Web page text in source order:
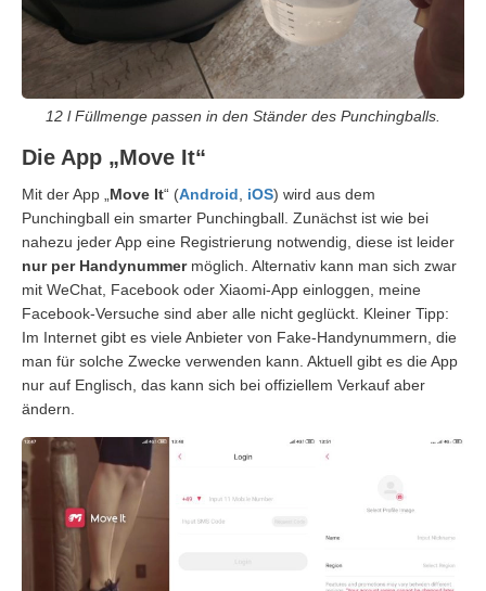
12 l Füllmenge passen in den Ständer des Punchingballs.
Die App „Move It“
Mit der App „ Move It“ (Android iOS) wird aus dem
Punchingball ein smarter Punchingball. Zunächst ist wie bei
nahezu jeder App eine Registrierung notwendig, diese ist leider
nur per Handynummermöglich. Alternativ kann man sich zwar
mit WeChat, Facebook oder Xiaomi-App einloggen, meine
Facebook-Versuche sind aber alle nicht geglückt. Kleiner Tipp:
Im Internet gibt es viele Anbieter von Fake-Handynummern, die
man für solche Zwecke verwenden kann. Aktuell gibt es die App
nur auf Englisch, das kann sich bei offiziellem Verkauf aber
ändern.